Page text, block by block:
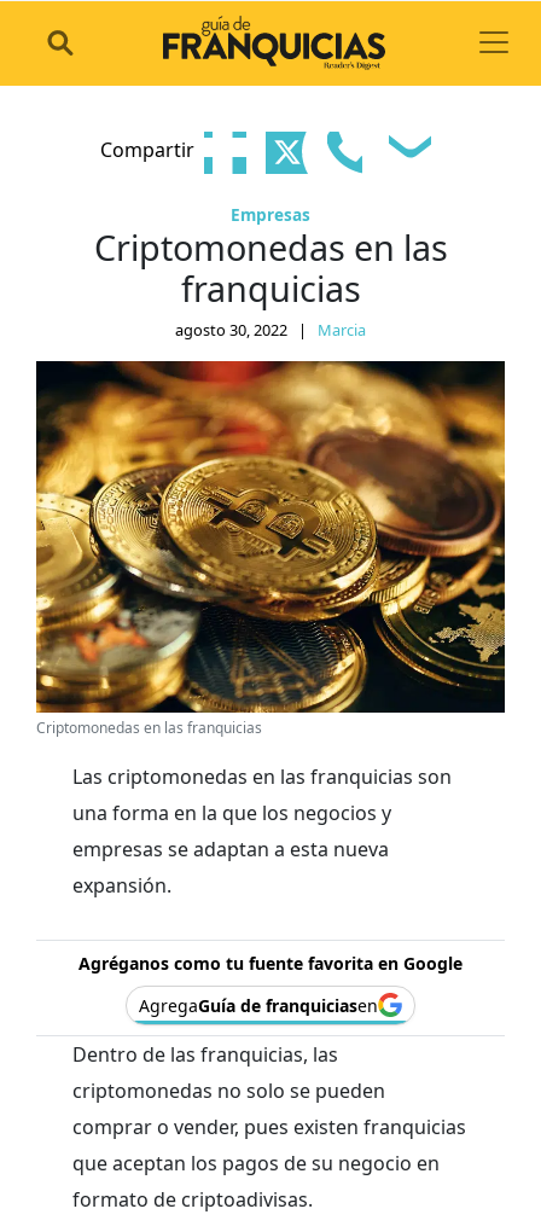
Compartir
Empresas
Criptomonedas en las
franquicias
agosto 30, 2022 | Marcia
Criptomonedas en las franquicias
Las criptomonedas en las franquicias son
una forma en la que los negocios y
empresas se adaptan a esta nueva
expansión.
Agréganos como tu fuente favorita en Google
AgregaGuía de franquiciasen
Dentro de las franquicias, las
criptomonedas no solo se pueden
comprar o vender, pues existen franquicias
que aceptan los pagos de su negocio en
formato de criptoadivisas.